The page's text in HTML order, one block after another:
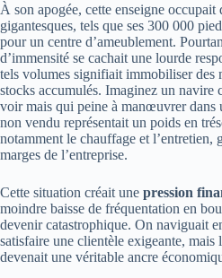
À son apogée, cette enseigne occupait
gigantesques, tels que ses 300 000
pour un centre d’ameublement.
d’immensité se cachait une lourde
tels volumes signifiait immobiliser des
stocks accumulés. Imaginez un navire
voir mais qui peine à manœuvrer dans
non vendu représentait un poids en
notamment le chauffage et l’entretien,
marges de l’entreprise.
Cette situation créait une pression
moindre baisse de fréquentation en
devenir catastrophique. On naviguait
satisfaire une clientèle exigeante, mais
devenait une véritable ancre